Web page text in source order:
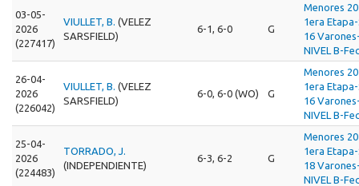
03-05-
2026
(227417)
VIULLET, B. (VELEZ
SARSFIELD)
6-1, 6-0 G
Menores
1era
16
NIVEL B-
26-04-
2026
(226042)
VIULLET, B. (VELEZ
SARSFIELD)
6-0, 6-0 (WO) G
Menores
1era
16
NIVEL B-
25-04-
2026
(224483)
TORRADO, J.
(INDEPENDIENTE)
6-3, 6-2 G
Menores
1era
18
NIVEL B-